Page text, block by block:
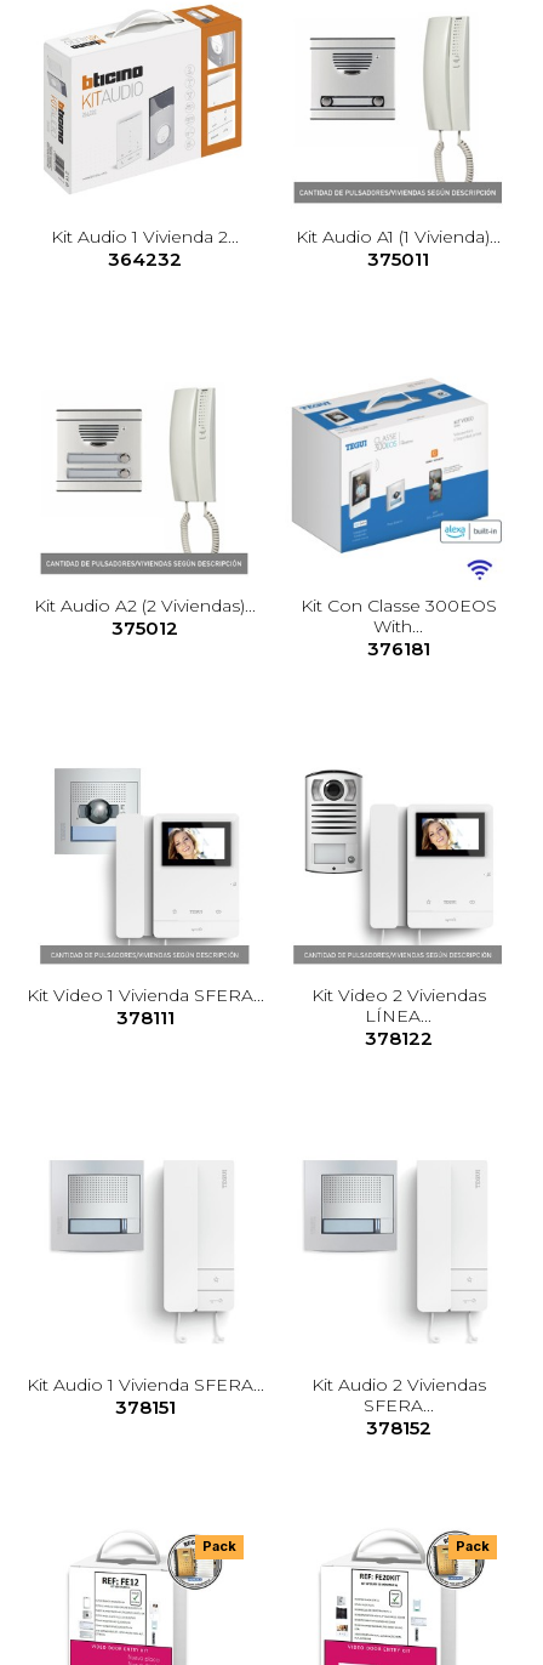
Kit Audio 1 Vivienda 2...
364232
Kit Audio A1 (1 Vivienda)...
375011
Kit Audio A2 (2 Viviendas)...
375012
Kit Con Classe 300EOS
With...
376181
Kit Video 1 Vivienda SFERA...
378111
Kit Video 2 Viviendas
LÍNEA...
378122
Kit Audio 1 Vivienda SFERA...
378151
Kit Audio 2 Viviendas
SFERA...
378152
Pack Pack